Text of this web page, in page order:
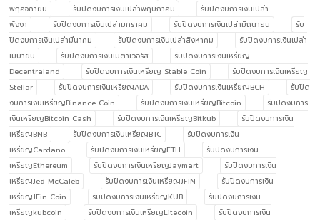
พฤศจิกายน
รับปิดงบการเงินเปล่าพฤษภาคม
รับปิดงบการเงินเปล่า
พังงา
รับปิดงบการเงินเปล่ามกราคม รับปิดงบการเงินเปล่ามิถุนายน
รับ
ปิดงบการเงินเปล่ามีนาคม
รับปิดงบการเงินเปล่าสิงหาคม
รับปิดงบการเงินเปล่า
เมษายน
รับปิดงบการเงินเมตาเวอร์ส
รับปิดงบการเงินเหรียญ
Decentraland
รับปิดงบการเงินเหรียญ Stable Coin
รับปิดงบการเงินเหรียญ
Stellar
รับปิดงบการเงินเหรียญADA รับปิดงบการเงินเหรียญBCH
รับปิด
งบการเงินเหรียญBinance Coin
รับปิดงบการเงินเหรียญBitcoin
รับปิดงบการ
เงินเหรียญBitcoin Cash
รับปิดงบการเงินเหรียญBitkub
รับปิดงบการเงิน
เหรียญBNB
รับปิดงบการเงินเหรียญBTC
รับปิดงบการเงิน
เหรียญCardano
รับปิดงบการเงินเหรียญETH
รับปิดงบการเงิน
เหรียญEthereum
รับปิดงบการเงินเหรียญJaymart
รับปิดงบการเงิน
เหรียญJed McCaleb
รับปิดงบการเงินเหรียญJFIN
รับปิดงบการเงิน
เหรียญJFin Coin
รับปิดงบการเงินเหรียญKUB
รับปิดงบการเงิน
เหรียญkubcoin
รับปิดงบการเงินเหรียญLitecoin รับปิดงบการเงิน